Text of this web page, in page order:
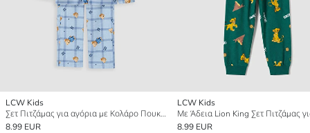
LCW Kids
Σετ Πιτζάμας για αγόρια με Κολάρο Πουκαμίσου και Στάμπα
8.99 EUR
LCW Kids
8.99 EUR